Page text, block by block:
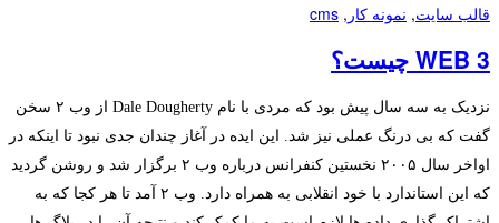
قالب سایت, نمونه کار ,
cms
WEB 3 چیست؟
نزدیک به سه سال پیش بود که مردی با نام Dale Dougherty از وب ۲ سخن
گفت که بی درنگ عملی نیز شد. این ایده در آغاز چندان جدی نبود تا اینکه در
اواخر سال ۲۰۰۵ نخستین کنفرانس درباره وب ۲ برگزار شد و روشن گردید
که این استاندارد با خود انقلابی به همراه دارد. وب ۲ آمد تا هر کجا که به